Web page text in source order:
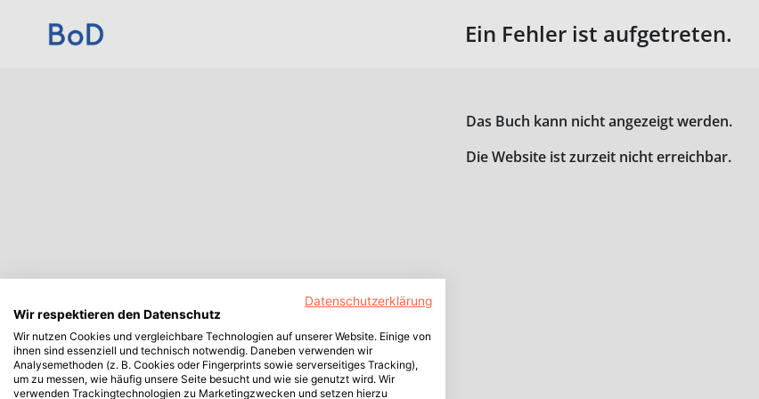
Ein Fehler ist aufgetreten.
Das Buch kann nicht angezeigt werden.
Die Website ist zurzeit nicht erreichbar.
Datenschutzerklärung
Wir respektieren den Datenschutz
Wir nutzen Cookies und vergleichbare Technologien auf unserer Website. Einige von
ihnen sind essenziell und technisch notwendig. Daneben verwenden wir
Analysemethoden (z. B. Cookies oder Fingerprints sowie serverseitiges Tracking),
um zu messen, wie häufig unsere Seite besucht und wie sie genutzt wird. Wir
verwenden Trackingtechnologien zu Marketingzwecken und setzen hierzu